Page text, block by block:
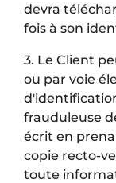
devra
fois à son
3. Le Client
ou par voie
frauduleuse
écrit en
copie recto-
toute